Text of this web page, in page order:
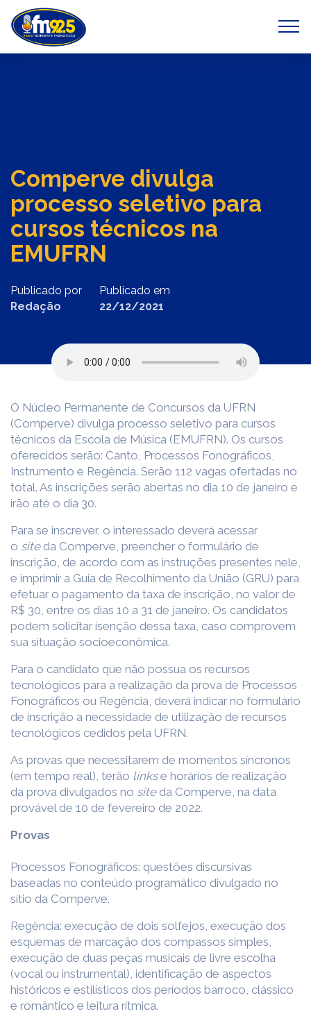
Previous Next
Comperve divulga
processo seletivo para
cursos técnicos na
EMUFRN
Publicado por
Redação
Publicado em
22/12/2021
O Núcleo Permanente de Concursos da UFRN
(Comperve) divulga processo seletivo para cursos
técnicos da Escola de Música (EMUFRN). Os cursos
oferecidos serão: Canto, Processos Fonográficos,
Instrumento e Regência. Serão 112 vagas ofertadas no
total. As inscrições serão abertas no dia 10 de janeiro e
irão até o dia 30.
Para se inscrever, o interessado deverá acessar
o siteda Comperve, preencher o formulário de
inscrição, de acordo com as instruções presentes nele,
e imprimir a Guia de Recolhimento da União (GRU) para
efetuar o pagamento da taxa de inscrição, no valor de
R$ 30, entre os dias 10 a 31 de janeiro. Os candidatos
podem solicitar isenção dessa taxa, caso comprovem
sua situação socioeconômica.
Para o candidato que não possua os recursos
tecnológicos para a realização da prova de Processos
Fonográficos ou Regência, deverá indicar no formulário
de inscrição a necessidade de utilização de recursos
tecnológicos cedidos pela UFRN.
As provas que necessitarem de momentos síncronos
(em tempo real), terão linkse horários de realização
da prova divulgados no siteda Comperve, na data
provável de 10 de fevereiro de 2022.
Provas
Processos Fonográficos: questões discursivas
baseadas no conteúdo programático divulgado no
sítio da Comperve.
Regência: execução de dois solfejos, execução dos
esquemas de marcação dos compassos simples,
execução de duas peças musicais de livre escolha
(vocal ou instrumental), identificação de aspectos
históricos e estilísticos dos períodos barroco, clássico
e romântico e leitura rítmica.